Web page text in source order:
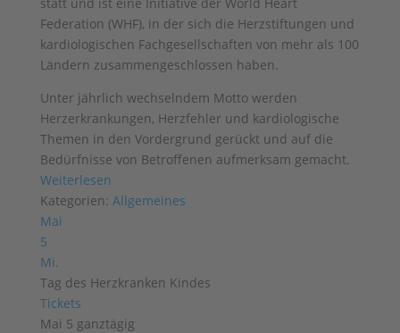
Federation (WHF), in der sich die Herzstiftungen und
kardiologischen Fachgesellschaften von mehr als 100
Ländern zusammengeschlossen haben.
Unter jährlich wechselndem Motto werden
Herzerkrankungen, Herzfehler und kardiologische
Themen in den Vordergrund gerückt und auf die
Bedürfnisse von Betroffenen aufmerksam gemacht.
Weiterlesen
Kategorien: Allgemeines
Mai
5
Mi.
Tag des Herzkranken Kindes
Tickets
Mai 5 ganztägig